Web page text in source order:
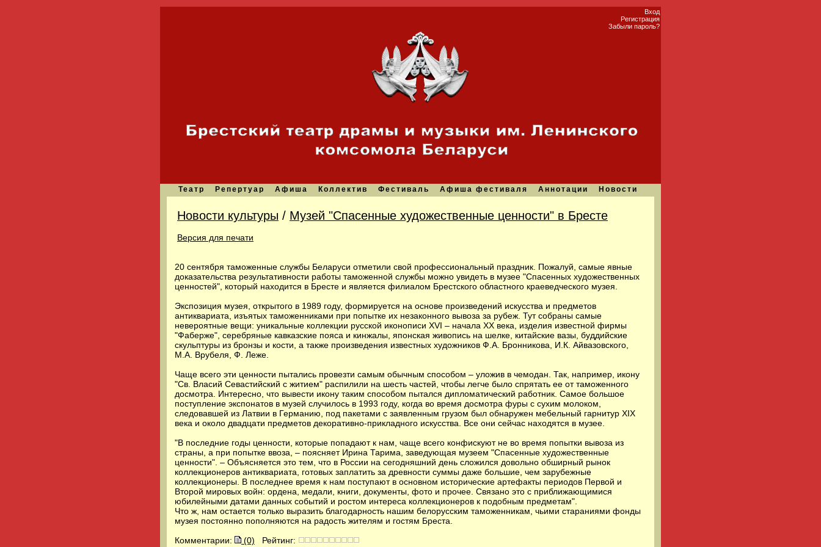
Вход
Регистрация
Забыли пароль?
Театр Репертуар Афиша Коллектив Фестиваль Афиша фестиваля Аннотации Новости
Новости культуры / Музей "Спасенные художественные ценности" в Бресте
Версия для печати
20 сентября таможенные службы Беларуси отметили свой профессиональный праздник. Пожалуй, самые явные
доказательства результативности работы таможенной службы можно увидеть в музее "Спасенных художественных
ценностей", который находится в Бресте и является филиалом Брестского областного краеведческого музея.
Экспозиция музея, открытого в 1989 году, формируется на основе произведений искусства и предметов
антиквариата, изъятых таможенниками при попытке их незаконного вывоза за рубеж. Тут собраны самые
невероятные вещи: уникальные коллекции русской иконописи XVI – начала XX века, изделия известной фирмы
"Фаберже", серебряные кавказские пояса и кинжалы, японская живопись на шелке, китайские вазы, буддийские
скульптуры из бронзы и кости, а также произведения известных художников Ф.А. Бронникова, И.К. Айвазовского,
М.А. Врубеля, Ф. Леже.
Чаще всего эти ценности пытались провезти самым обычным способом – уложив в чемодан. Так, например, икону
"Св. Власий Севастийский с житием" распилили на шесть частей, чтобы легче было спрятать ее от таможенного
досмотра. Интересно, что вывести икону таким способом пытался дипломатический работник. Самое большое
поступление экспонатов в музей случилось в 1993 году, когда во время досмотра фуры с сухим молоком,
следовавшей из Латвии в Германию, под пакетами с заявленным грузом был обнаружен мебельный гарнитур XIX
века и около двадцати предметов декоративно-прикладного искусства. Все они сейчас находятся в музее.
"В последние годы ценности, которые попадают к нам, чаще всего конфискуют не во время попытки вывоза из
страны, а при попытке ввоза, – поясняет Ирина Тарима, заведующая музеем "Спасенные художественные
ценности". – Объясняется это тем, что в России на сегодняшний день сложился довольно обширный рынок
коллекционеров антиквариата, готовых заплатить за древности суммы даже большие, чем зарубежные
коллекционеры. В последнее время к нам поступают в основном исторические артефакты периодов Первой и
Второй мировых войн: ордена, медали, книги, документы, фото и прочее. Связано это с приближающимися
юбилейными датами данных событий и ростом интереса коллекционеров к подобным предметам".
Что ж, нам остается только выразить благодарность нашим белорусским таможенникам, чьими стараниями фонды
музея постоянно пополняются на радость жителям и гостям Бреста.
Комментарии:
(0) Рейтинг: